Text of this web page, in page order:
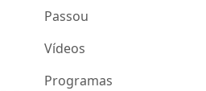
Passou
Vídeos
Programas